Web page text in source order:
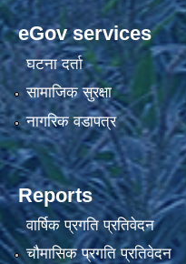
eGov services
घटना दर्ता
सामाजिक सुरक्षा
नागरिक वडापत्र
Reports
वार्षिक प्रगति प्रतिवेदन
चौमासिक प्रगति प्रतिवेदन